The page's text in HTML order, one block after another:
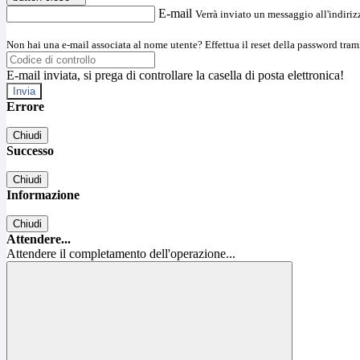
E-mail Verrà inviato un messaggio
Non hai una e-mail associata al nome utente? Effettua il reset della password
E-mail inviata, si prega di controllare la casella di posta elettronica!
Errore
Chiudi
Successo
Chiudi
Informazione
Chiudi
Attendere...
Attendere il completamento dell'operazione...